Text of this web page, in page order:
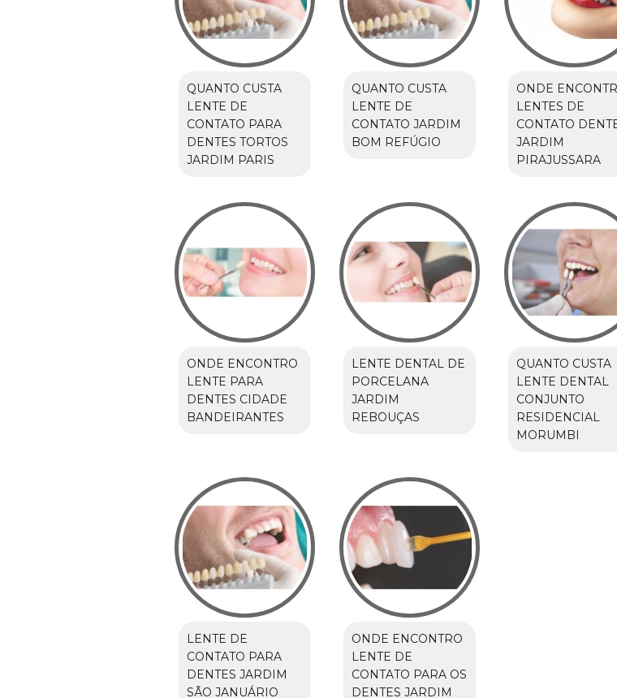
QUANTO CUSTA
LENTE DE
CONTATO PARA
DENTES TORTOS
JARDIM PARIS
QUANTO CUSTA
LENTE DE
CONTATO JARDIM
BOM REFÚGIO
ONDE
LENTES DE
CONTATO
JARDIM
PIRAJUSSARA
ONDE ENCONTRO
LENTE PARA
DENTES CIDADE
BANDEIRANTES
LENTE DENTAL DE
PORCELANA
JARDIM
REBOUÇAS
QUANTO CUSTA
LENTE DENTAL
CONJUNTO
RESIDENCIAL
MORUMBI
LENTE DE
CONTATO PARA
DENTES JARDIM
SÃO JANUÁRIO
ONDE ENCONTRO
LENTE DE
CONTATO PARA OS
DENTES JARDIM